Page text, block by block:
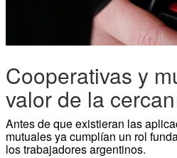
Cooperativas y
valor de la
Antes de que existieran las
mutuales ya cumplían un rol
los trabajadores argentinos.